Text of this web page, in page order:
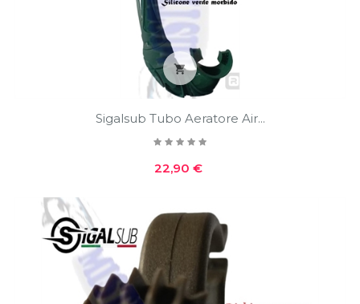

Sigalsub Tubo Aeratore Air...
Prezzo
22,90 €